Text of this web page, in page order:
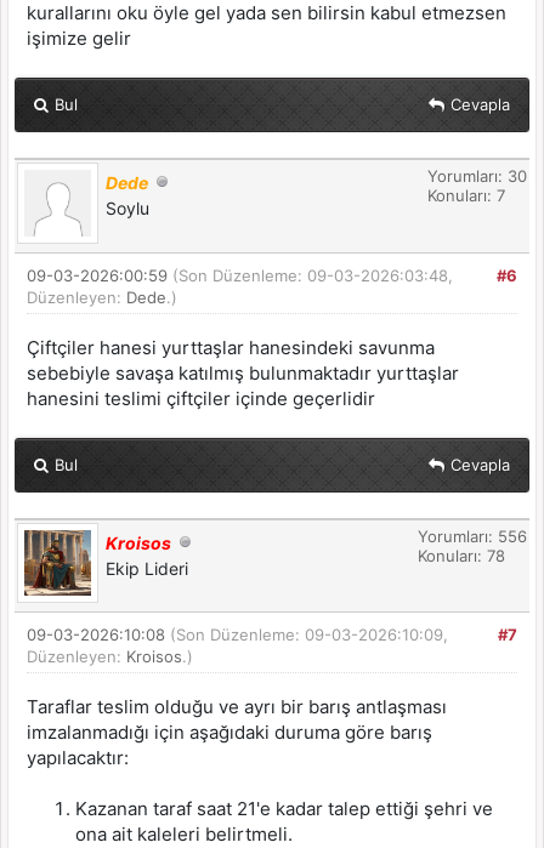
kurallarını oku öyle gel yada sen bilirsin kabul etmezsen
işimize gelir
Bul Cevapla
Dede
Soylu
Yorumları: 30
Konuları: 7
#6
09-03-2026:00:59 (Son Düzenleme: 09-03-2026:03:48,
Düzenleyen: Dede.)
Çiftçiler hanesi yurttaşlar hanesindeki savunma
sebebiyle savaşa katılmış bulunmaktadır yurttaşlar
hanesini teslimi çiftçiler içinde geçerlidir
Bul Cevapla
Kroisos
Ekip Lideri
Yorumları: 556
Konuları: 78
#7
09-03-2026:10:08 (Son Düzenleme: 09-03-2026:10:09,
Düzenleyen: Kroisos.)
Taraflar teslim olduğu ve ayrı bir barış antlaşması
imzalanmadığı için aşağıdaki duruma göre barış
yapılacaktır:
Kazanan taraf saat 21'e kadar talep ettiği şehri ve
ona ait kaleleri belirtmeli.